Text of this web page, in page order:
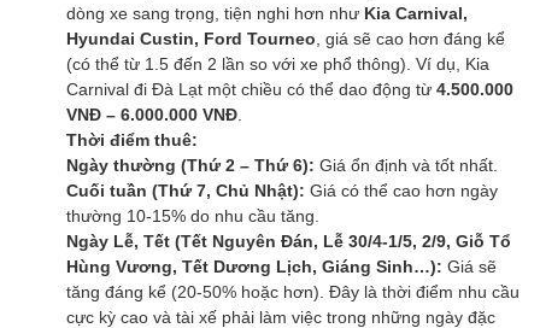
dòng xe sang trọng, tiện nghi hơn như Kia Carnival,
Hyundai Custin, Ford Tourneo , giá sẽ cao hơn đáng kể
(có thể từ 1.5 đến 2 lần so với xe phổ thông). Ví dụ, Kia
Carnival đi Đà Lạt một chiều có thể dao động từ 4.500.000
VNĐ – 6.000.000 VNĐ
Thời điểm thuê:
Ngày thường (Thứ 2 – Thứ 6): Giá ổn định và tốt nhất.
Cuối tuần (Thứ 7, Chủ Nhật): Giá có thể cao hơn ngày
thường 10-15% do nhu cầu tăng.
Ngày Lễ, Tết (Tết Nguyên Đán, Lễ 30/4-1/5, 2/9, Giỗ Tổ
Hùng Vương, Tết Dương Lịch, Giáng Sinh…): Giá sẽ
tăng đáng kể (20-50% hoặc hơn). Đây là thời điểm nhu cầu
cực kỳ cao và tài xế phải làm việc trong những ngày đặc